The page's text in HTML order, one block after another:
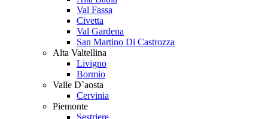
Val Fassa
Civetta
Val Gardena
San Martino Di Castrozza
Alta Valtellina
Livigno
Bormio
Valle D`aosta
Cervinia
Piemonte